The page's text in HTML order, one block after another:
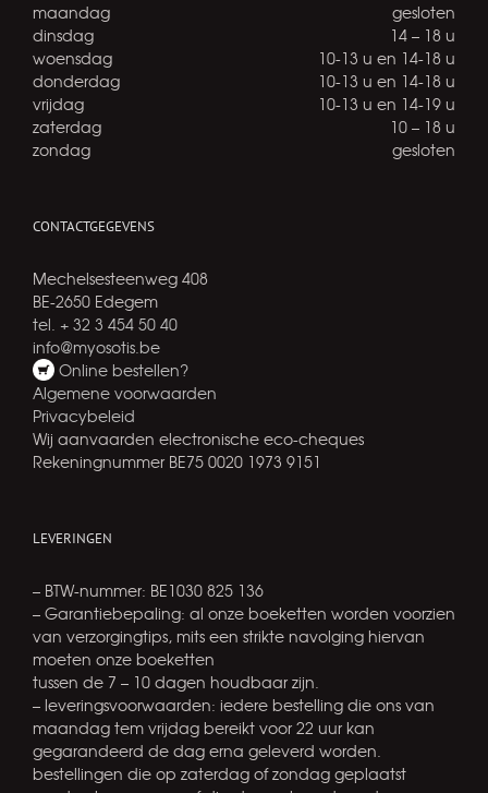
maandag
gesloten
dinsdag
14 – 18 u
woensdag
10-13 u en 14-18 u
donderdag
10-13 u en 14-18 u
vrijdag
10-13 u en 14-19 u
zaterdag
10 – 18 u
zondag
gesloten
CONTACTGEGEVENS
Mechelsesteenweg 408
BE-2650 Edegem
tel. + 32 3 454 50 40
info@myosotis.be
Online bestellen?
Algemene voorwaarden
Privacybeleid
Wij aanvaarden electronische eco-cheques
Rekeningnummer BE75 0020 1973 9151
LEVERINGEN
– BTW-nummer: BE1030 825 136
– Garantiebepaling: al onze boeketten worden voorzien
van verzorgingtips, mits een strikte navolging hiervan
moeten onze boeketten
tussen de 7 – 10 dagen houdbaar zijn.
– leveringsvoorwaarden: iedere bestelling die ons van
maandag tem vrijdag bereikt voor 22 uur kan
gegarandeerd de dag erna geleverd worden.
bestellingen die op zaterdag of zondag geplaatst